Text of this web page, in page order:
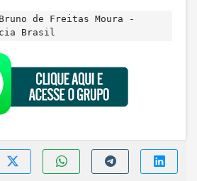
de Freitas Moura -
Brasil